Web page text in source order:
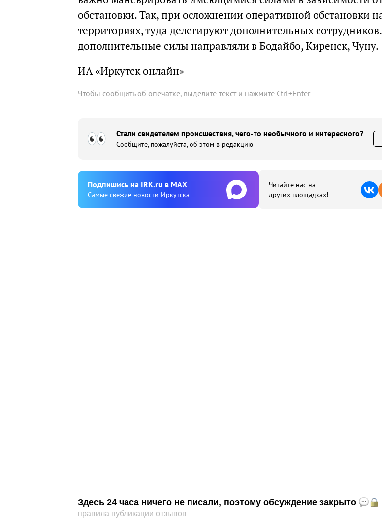
обстановки. Так, при осложнении оперативной обстановки
территориях, туда делегируют дополнительных
дополнительные силы направляли в Бодайбо, Киренск, Чуну.
ИА «Иркутск онлайн»
Чтобы сообщить об опечатке, выделите текст и нажмите Ctrl+Enter
Стали свидетелем происшествия, чего-то необычного и интересного?
Сообщите, пожалуйста, об этом в редакцию
Подпишиcь на IRK.ru в MAX
Cамые свежие новости Иркутска
Читайте нас на
других площадках!
Здесь 24 часа ничего не писали, поэтому обсуждение закрыто
правила публикации отзывов